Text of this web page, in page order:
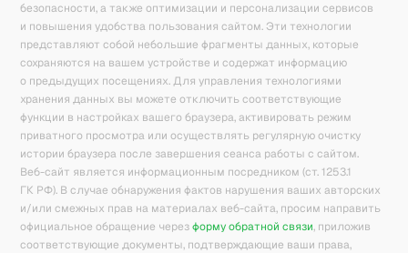
безопасности, а также оптимизации и персонализации сервисов
и повышения удобства пользования сайтом. Эти технологии
представляют собой небольшие фрагменты данных, которые
сохраняются на вашем устройстве и содержат информацию
о предыдущих посещениях. Для управления технологиями
хранения данных вы можете отключить соответствующие
функции в настройках вашего браузера, активировать режим
приватного просмотра или осуществлять регулярную очистку
истории браузера после завершения сеанса работы с сайтом.
Веб-сайт является информационным посредником (ст. 1253.1
ГК РФ). В случае обнаружения фактов нарушения ваших авторских
и/или смежных прав на материалах веб-сайта, просим направить
официальное обращение через форму обратной связи, приложив
соответствующие документы, подтверждающие ваши права,